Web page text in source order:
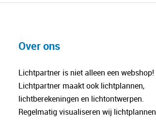
Over ons
Lichtpartner is niet alleen een webshop!
Lichtpartner maakt ook lichtplannen,
lichtberekeningen en lichtontwerpen.
Regelmatig visualiseren wij lichtplannen